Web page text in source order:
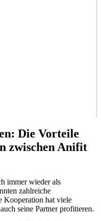
⁢Die Vorteile
zwischen Anifit
immer wieder als
zahlreiche
Kooperation hat viele
seine Partner profitieren.